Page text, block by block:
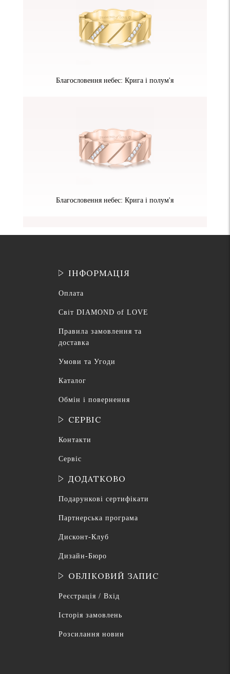
Благословення небес: Крига і полум'я
Благословення небес: Крига і полум'я
ІНФОРМАЦІЯ
Оплата
Світ DIAMOND of LOVE
Правила замовлення та
доставка
Умови та Угоди
Каталог
Обмін і повернення
СЕРВІС
Контакти
Сервіс
ДОДАТКОВО
Подарункові сертифікати
Партнерська програма
Дисконт-Клуб
Дизайн-Бюро
ОБЛІКОВИЙ ЗАПИС
Реєстрація / Вхід
Історія замовлень
Розсилання новин